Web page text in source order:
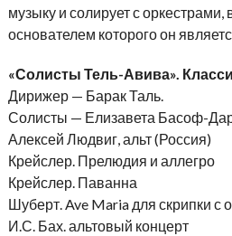
музыку и солирует с
основателем которого он
«Солисты Тель-Авива».
Дирижер — Барак Таль.
Солисты — Елизавета Басоф-
Алексей Людвиг, альт (Россия)
Крейслер. Прелюдия и аллегро
Крейслер. Паванна
Шуберт. Ave Maria для скрипки с
И.С. Бах. альтовый концерт